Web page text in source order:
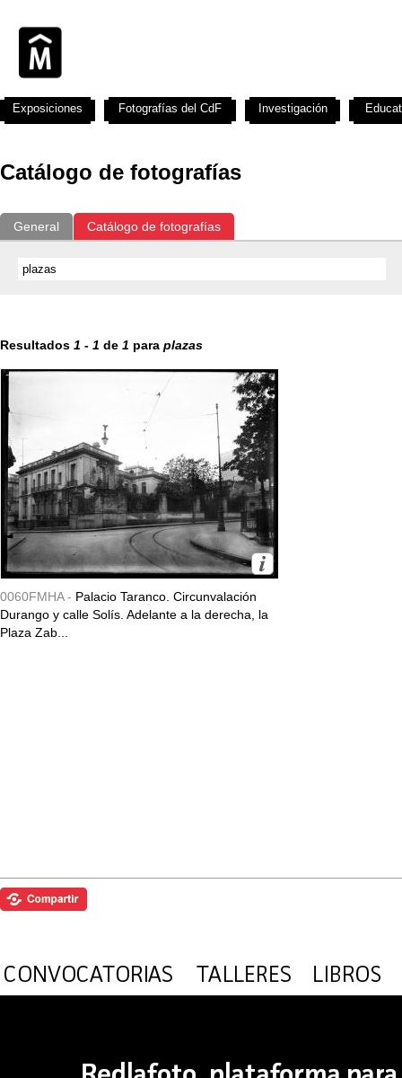
Catálogo de fotografías
General Catálogo de fotografías
Resultados 1 - 1 de 1 para plazas
0060FMHA - Palacio Taranco. Circunvalación
Durango y calle Solís. Adelante a la derecha, la
Plaza Zab...
Exposiciones Fotografías del CdF Investigación